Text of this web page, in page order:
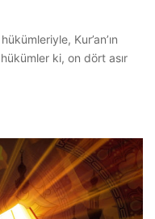
Kur’an’ın
ki, on dört asır